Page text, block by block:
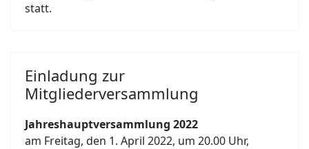
statt.
Einladung zur
Mitgliederversammlung
Jahreshauptversammlung 2022
am Freitag, den 1. April 2022, um 20.00 Uhr,